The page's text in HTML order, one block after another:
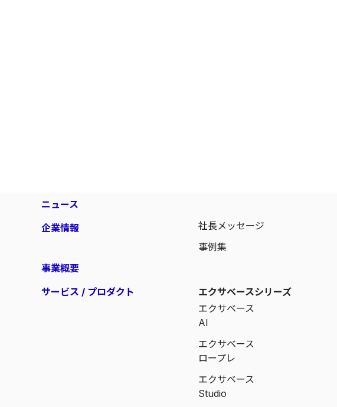
ニュース
企業情報
社長メッセージ
事例集
事業概要
サービス / プロダクト
エクサベースシリーズ
エクサベース
AI
エクサベース
ロープレ
エクサベース
Studio